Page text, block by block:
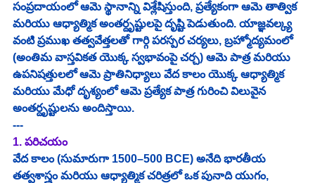
సంప్రదాయంలో ఆమె స్థానాన్ని విశ్లేషిస్తుంది, ప్రత్యేకంగా ఆమె తాత్విక
మరియు ఆధ్యాత్మిక అంతర్దృష్టులపై దృష్టి పెడుతుంది. యాజ్ఞవల్క్య
వంటి ప్రముఖ తత్వవేత్తలతో గార్గి పరస్పర చర్యలు, బ్రహ్మోద్యమంలో
(అంతిమ వాస్తవికత యొక్క స్వభావంపై చర్చ) ఆమె పాత్ర మరియు
ఉపనిషత్తులలో ఆమె ప్రాతినిధ్యాలు వేద కాలం యొక్క ఆధ్యాత్మిక
మరియు మేధో దృశ్యంలో ఆమె ప్రత్యేక పాత్ర గురించి విలువైన
అంతర్దృష్టులను అందిస్తాయి.
---
1. పరిచయం
వేద కాలం (సుమారుగా 1500–500 BCE) అనేది భారతీయ
తత్వశాస్త్రం మరియు ఆధ్యాత్మిక చరిత్రలో ఒక పునాది యుగం,